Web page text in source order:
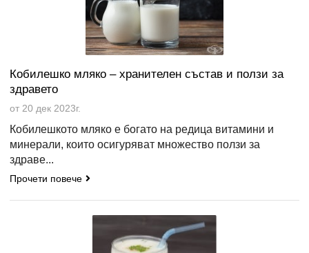
Кобилешко мляко – хранителен състав и ползи за
здравето
от 20 дек 2023г.
Кобилешкото мляко е богато на редица витамини и
минерали, които осигуряват множество ползи за
здраве...
Прочети повече